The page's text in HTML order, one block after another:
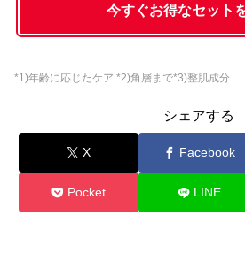
今すぐお得なセット
*1)年齢に応じたケア *2)角層まで*3)整肌成分
シェアする
X Facebook
Pocket LINE